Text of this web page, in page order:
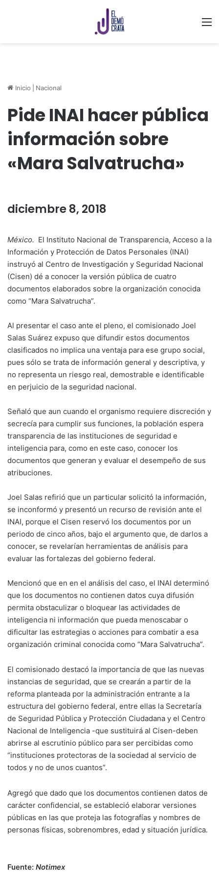
Inicio Nacional
Pide INAI hacer pública
información sobre
«Mara Salvatrucha»
diciembre 8, 2018
México. El Instituto Nacional de Transparencia, Acceso a la
Información y Protección de Datos Personales (INAI)
instruyó al Centro de Investigación y Seguridad Nacional
(Cisen) dé a conocer la versión pública de cuatro
documentos elaborados sobre la organización conocida
como “Mara Salvatrucha”.
Al presentar el caso ante el pleno, el comisionado Joel
Salas Suárez expuso que difundir estos documentos
clasificados no implica una ventaja para ese grupo social,
pues sólo se trata de información general y descriptiva, y
no representa un riesgo real, demostrable e identificable
en perjuicio de la seguridad nacional.
Señaló que aun cuando el organismo requiere discreción y
secrecía para cumplir sus funciones, la población espera
transparencia de las instituciones de seguridad e
inteligencia para, como en este caso, conocer los
documentos que generan y evaluar el desempeño de sus
atribuciones.
Joel Salas refirió que un particular solicitó la información,
se inconformó y presentó un recurso de revisión ante el
INAI, porque el Cisen reservó los documentos por un
periodo de cinco años, bajo el argumento que, de darlos a
conocer, se revelarían herramientas de análisis para
evaluar las fortalezas del gobierno federal.
Mencionó que en en el análisis del caso, el INAI determinó
que los documentos no contienen datos cuya difusión
permita obstaculizar o bloquear las actividades de
inteligencia ni información que pueda menoscabar o
dificultar las estrategias o acciones para combatir a esa
organización criminal conocida como “Mara Salvatrucha”.
El comisionado destacó la importancia de que las nuevas
instancias de seguridad, que se crearán a partir de la
reforma planteada por la administración entrante a la
estructura del gobierno federal, entre ellas la Secretaría
de Seguridad Pública y Protección Ciudadana y el Centro
Nacional de Inteligencia -que sustituirá al Cisen-deben
abrirse al escrutinio público para ser percibidas como
“instituciones protectoras de la sociedad al servicio de
todos y no de unos cuantos”.
Agregó que dado que los documentos contienen datos de
carácter confidencial, se estableció elaborar versiones
públicas en las que proteja las fotografías y nombres de
personas físicas, sobrenombres, edad y situación jurídica.
Fuente: Notimex